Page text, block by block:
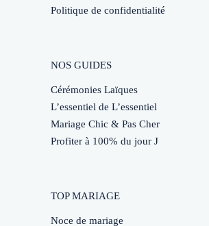
Politique de confidentialité
NOS GUIDES
Cérémonies Laïques
L’essentiel de L’essentiel
Mariage Chic & Pas Cher
Profiter à 100% du jour J
TOP MARIAGE
Noce de mariage